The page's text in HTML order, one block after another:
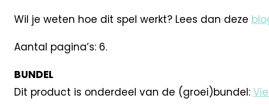
Wil je weten hoe dit spel werkt? Lees dan deze
Aantal pagina’s: 6.
BUNDEL
Dit product is onderdeel van de (groei)bundel: